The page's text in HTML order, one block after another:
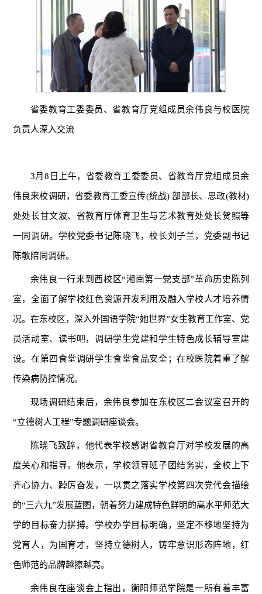
省委教育工委委员、省教育厅党组成员余伟良与校医院
负责人深入交流
3月8日上午，省委教育工委委员、省教育厅党组成员余
伟良来校调研，省委教育工委宣传(统战) 部部长、思政(教材)
处处长甘文波、省教育厅体育卫生与艺术教育处处长贺照等
一同调研。学校党委书记陈晓飞，校长刘子兰，党委副书记
陈敏陪同调研。
余伟良一行来到西校区“湘南第一党支部”革命历史陈列
室，全面了解学校红色资源开发利用及融入学校人才培养情
况。在东校区，深入外国语学院“她世界”女生教育工作室、党
员活动室、读书吧，调研学生党建和学生特色成长辅导室建
设。在第四食堂调研学生食堂食品安全；在校医院着重了解
传染病防控情况。
现场调研结束后，余伟良参加在东校区二会议室召开的
“立德树人工程”专题调研座谈会。
陈晓飞致辞，他代表学校感谢省教育厅对学校发展的高
度关心和指导。他表示，学校领导班子团结务实，全校上下
齐心协力、踔厉奋发，一以贯之落实学校第四次党代会描绘
的“三六九”发展蓝图，朝着努力建成特色鲜明的高水平师范大
学的目标奋力拼搏。学校办学目标明确，坚定不移地坚持为
党育人，为国育才，坚持立德树人，铸牢意识形态阵地，红
色师范的品牌越擦越亮。
余伟良在座谈会上指出，衡阳师范学院是一所有着丰富